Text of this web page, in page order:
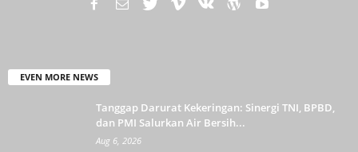
EVEN MORE NEWS
Tanggap Darurat Kekeringan: Sinergi TNI, BPBD,
dan PMI Salurkan Air Bersih...
Aug 6, 2026